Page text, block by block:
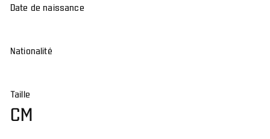
Date de naissance
Nationalité
Taille
CM